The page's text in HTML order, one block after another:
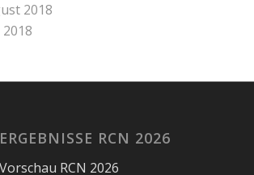
2018
2018
ERGEBNISSE RCN 2026
Vorschau RCN 2026